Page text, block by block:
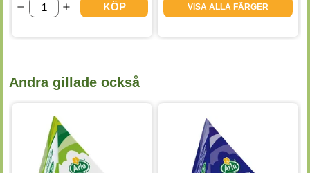
KÖP VISA ALLA FÄRGER
Andra gillade också